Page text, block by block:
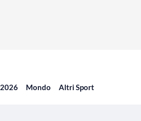
Mondo Altri Sport